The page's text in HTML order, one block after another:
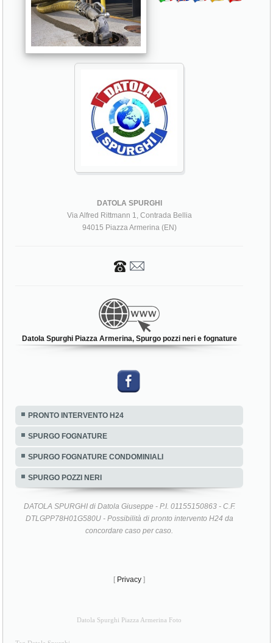
DATOLA SPURGHI
Via Alfred Rittmann 1, Contrada Bellia
94015 Piazza Armerina (EN)
Datola Spurghi Piazza Armerina, Spurgo pozzi neri e fognature
PRONTO INTERVENTO H24
SPURGO FOGNATURE
SPURGO FOGNATURE CONDOMINIALI
SPURGO POZZI NERI
DATOLA SPURGHI di Datola Giuseppe - P.I. 01155150863 - C.F.
DTLGPP78H01G580U - Possibilità di pronto intervento H24 da
concordare caso per caso.
[ Privacy ]
Datola Spurghi Piazza Armerina Foto